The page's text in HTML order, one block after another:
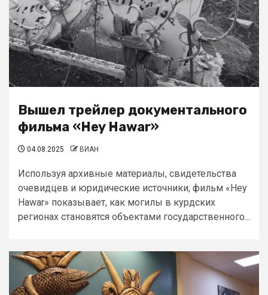
Вышел трейлер документального
фильма «Hey Hawar»
04.08.2025 ВИАН
Используя архивные материалы, свидетельства
очевидцев и юридические источники, фильм «Hey
Hawar» показывает, как могилы в курдских
регионах становятся объектами государственного...